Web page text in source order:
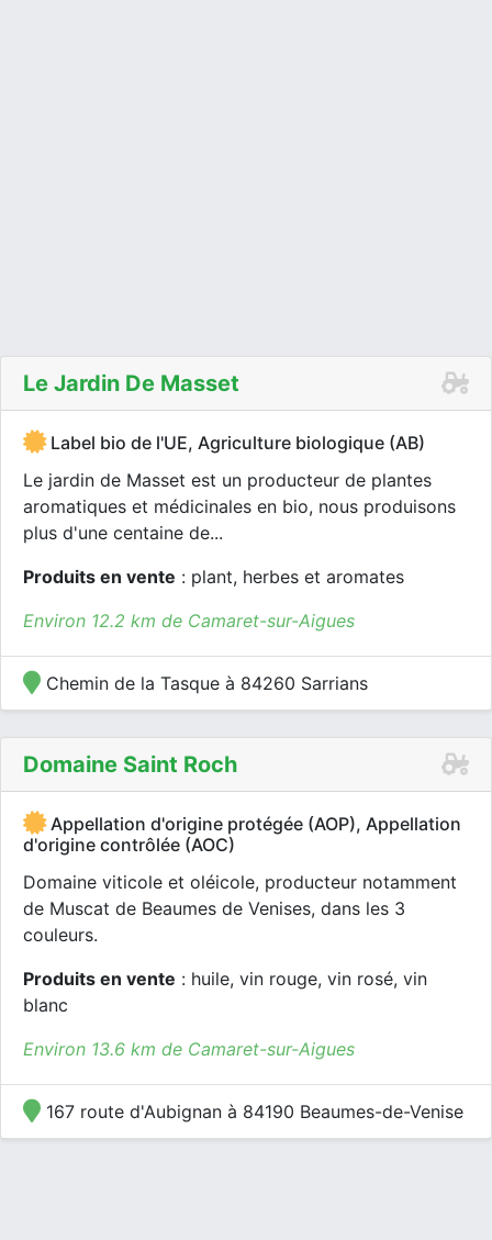
Le Jardin De Masset
Label bio de l'UE, Agriculture biologique (AB)
Le jardin de Masset est un producteur de plantes
aromatiques et médicinales en bio, nous produisons
plus d'une centaine de...
Produits en vente : plant, herbes et aromates
Environ 12.2 km de Camaret-sur-Aigues
Chemin de la Tasque à 84260 Sarrians
Domaine Saint Roch
Appellation d'origine protégée (AOP), Appellation
d'origine contrôlée (AOC)
Domaine viticole et oléicole, producteur notamment
de Muscat de Beaumes de Venises, dans les 3
couleurs.
Produits en vente : huile, vin rouge, vin rosé, vin
blanc
Environ 13.6 km de Camaret-sur-Aigues
167 route d'Aubignan à 84190 Beaumes-de-Venise